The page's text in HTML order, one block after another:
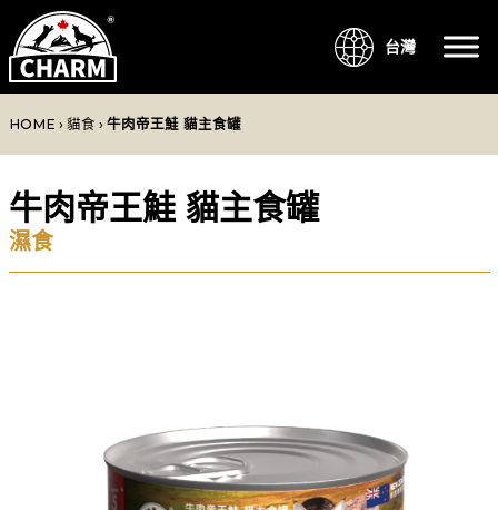
台灣
HOME › 貓食 › 牛肉帝王鮭 貓主食罐
牛肉帝王鮭 貓主食罐
濕食